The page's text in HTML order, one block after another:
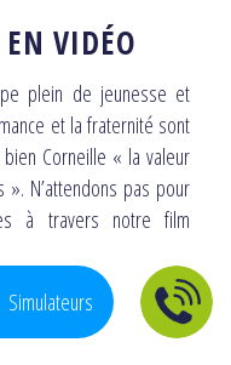
VIDÉO
plein de jeunesse et
et la fraternité sont
Corneille « la valeur
N’attendons pas pour
à travers notre film
Simulateurs